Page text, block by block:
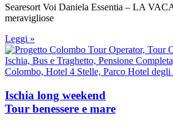
Searesort Voi Daniela Essentia – LA
meravigliose
Leggi »
Ischia long weekend
Tour benessere e mare